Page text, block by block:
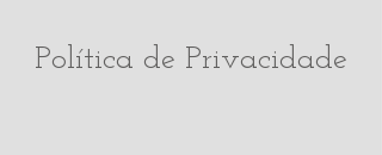
Política de Privacidade